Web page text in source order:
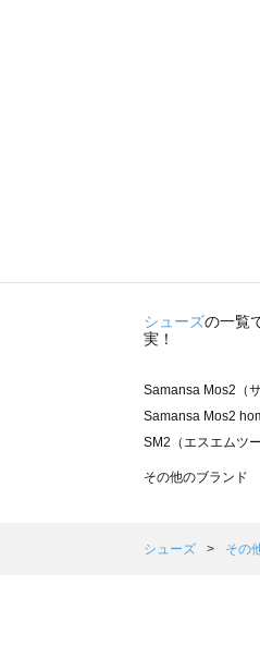
シューズの一覧
実！
Samansa Mos2（
Samansa Mos2
SM2（エスエムツ
TSUHARU by
Samansa Mos2
その他のブランド
シューズ その